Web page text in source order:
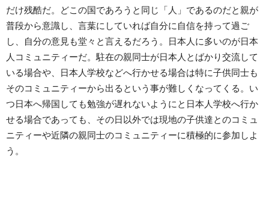
だけ残酷だ。どこの国であろうと同じ「人」であるのだと親が
普段から意識し、言葉にしていれば自分に自信を持って過ご
し、自分の意見も堂々と言えるだろう。日本人に多いのが日本
人コミュニティーだ。駐在の親同士が日本人とばかり交流して
いる場合や、日本人学校などへ行かせる場合は特に子供同士も
そのコミュニティーから出るという事が難しくなってくる。い
つ日本へ帰国しても勉強が遅れないようにと日本人学校へ行か
せる場合であっても、その日以外では現地の子供達とのコミュ
ニティーや近隣の親同士のコミュニティーに積極的に参加しよ
う。